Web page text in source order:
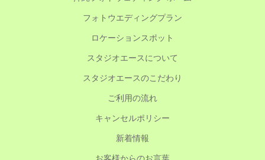
フォトウエディングプラン
ロケーションスポット
スタジオエースについて
スタジオエースのこだわり
ご利用の流れ
キャンセルポリシー
新着情報